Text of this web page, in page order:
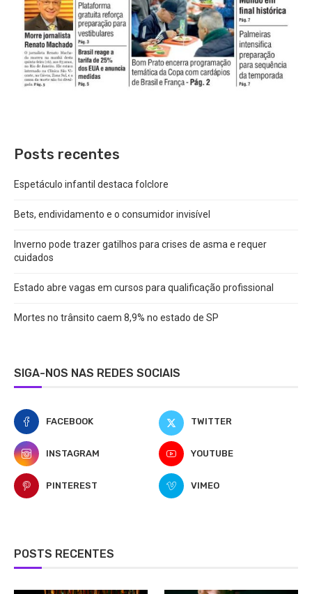
Posts recentes
Espetáculo infantil destaca folclore
Bets, endividamento e o consumidor invisível
Inverno pode trazer gatilhos para crises de asma e requer
cuidados
Estado abre vagas em cursos para qualificação profissional
Mortes no trânsito caem 8,9% no estado de SP
SIGA-NOS NAS REDES SOCIAIS
FACEBOOK TWITTER
INSTAGRAM YOUTUBE
PINTEREST VIMEO
POSTS RECENTES